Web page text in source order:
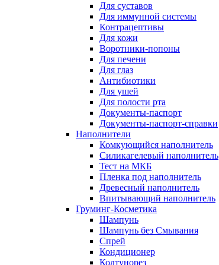
Для суставов
Для иммунной системы
Контрацептивы
Для кожи
Воротники-попоны
Для печени
Для глаз
Антибиотики
Для ушей
Для полости рта
Документы-паспорт
Документы-паспорт-справки
Наполнители
Комкующийся наполнитель
Силикагелевый наполнитель
Тест на МКБ
Пленка под наполнитель
Древесный наполнитель
Впитывающий наполнитель
Груминг-Косметика
Шампунь
Шампунь без Смывания
Спрей
Кондиционер
Колтунорез